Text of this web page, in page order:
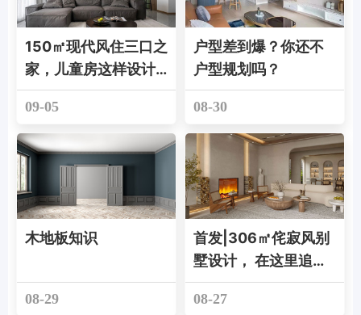
150㎡现代风住三口之
家，儿童房这样设计
绝了！
09-05
户型差到爆？你还不
户型规划吗？
08-30
木地板知识
08-29
首发|306㎡侘寂风别
墅设计， 在这里追寻
人间理想！
08-27